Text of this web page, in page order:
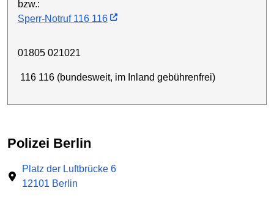
bzw.:
Sperr-Notruf 116 116
01805 021021
116 116 (bundesweit, im Inland gebührenfrei)
Polizei Berlin
Platz der Luftbrücke 6
12101 Berlin